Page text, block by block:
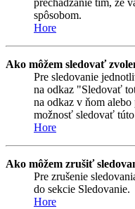
prechádzanie tím, že
spôsobom.
Hore
Ako môžem sledovať
Pre sledovanie
na odkaz "Sledovať
na odkaz v ňom
možnosť sledovať
Hore
Ako môžem zrušiť
Pre zrušenie
do sekcie Sledovanie.
Hore